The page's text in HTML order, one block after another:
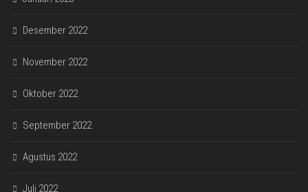
Desember 2022
November 2022
Oktober 2022
September 2022
Agustus 2022
Juli 2022